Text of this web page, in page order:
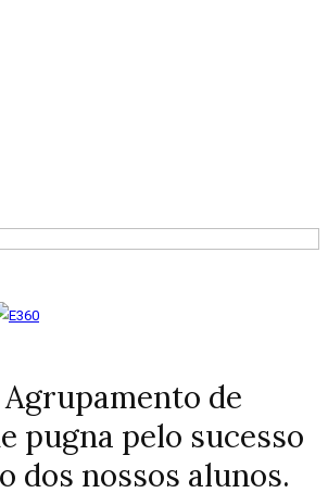
de
pugna pelo sucesso
dos nossos alunos.